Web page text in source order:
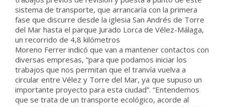
sistema de transporte, que arrancaría con la primera
fase que discurre desde la iglesia San Andrés de Torre
del Mar hasta el parque Jurado Lorca de Vélez-Málaga,
un recorrido de 4,8 kilómetros
Moreno Ferrer indicó que van a mantener contactos con
diversas empresas, “para que podamos iniciar los
trabajos que nos permitan que el tranvía vuelva a
circular entre Vélez y Torre del Mar, ya que supuso un
importante proyecto para esta ciudad”. “Entendemos
que se trata de un transporte ecológico, acorde al